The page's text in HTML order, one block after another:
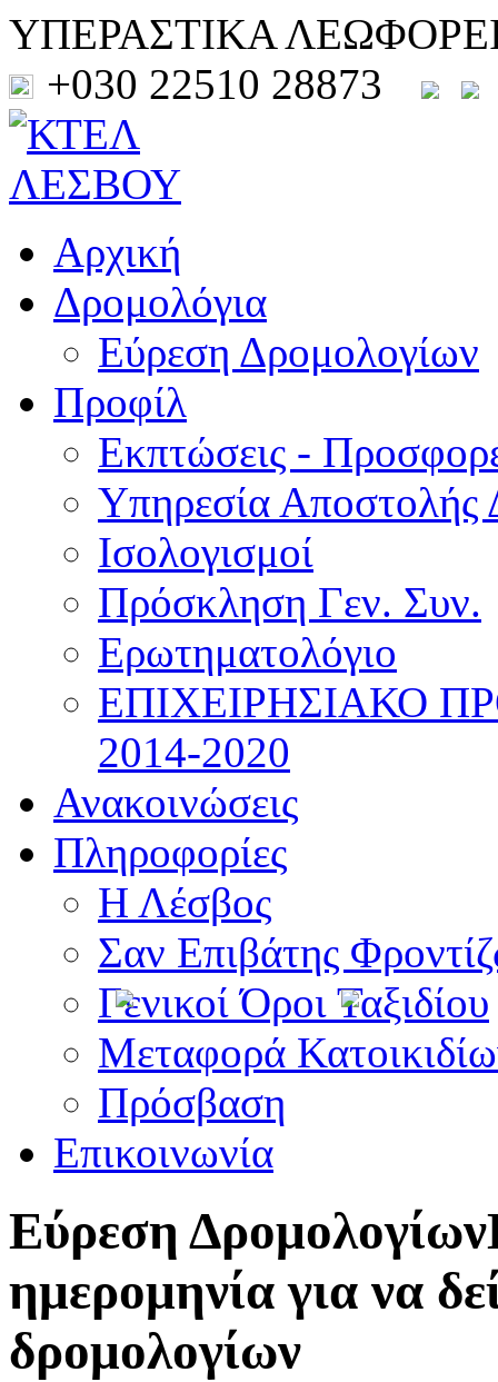
ΥΠΕΡΑΣΤΙΚΑ
+030 22510 28873
Αρχική
Δρομολόγια
Εύρεση Δρομολογίων
Προφίλ
Εκπτώσεις -
Υπηρεσία Αποστολής
Ισολογισμοί
Πρόσκληση Γεν. Συν.
Ερωτηματολόγιο
ΕΠΙΧΕΙΡΗΣΙΑΚΟ
2014-2020
Ανακοινώσεις
Πληροφορίες
Η Λέσβος
Σαν Επιβάτης
Γενικοί Όροι Ταξιδίου
Μεταφορά
Πρόσβαση
Επικοινωνία
Εύρεση Δρομολογίων
ημερομηνία για να
δρομολογίων